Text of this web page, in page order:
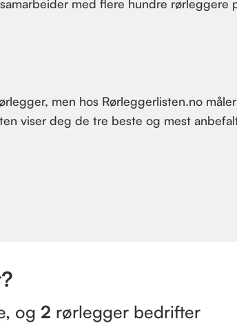
med flere hundre rørleggere
men hos Rørleggerlisten.no
viser deg de tre beste og mest
og 2 rørlegger bedrifter